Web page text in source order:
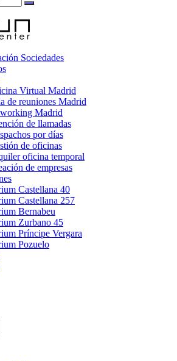
Sociedades
Virtual Madrid
de reuniones Madrid
Madrid
de llamadas
por días
de oficinas
oficina temporal
de empresas
Castellana 40
Castellana 257
Bernabeu
Zurbano 45
Príncipe Vergara
Pozuelo